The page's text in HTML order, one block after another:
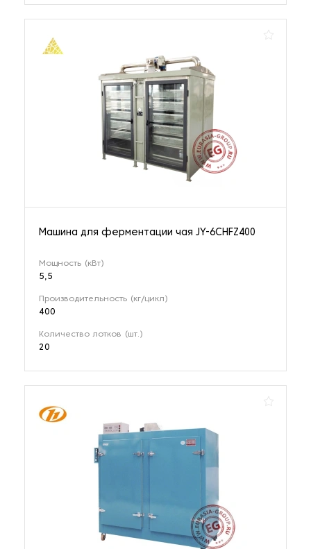
Машина для ферментации чая JY-6CHFZ400
Мощность (кВт)
5,5
Производительность (кг/цикл)
400
Количество лотков (шт.)
20